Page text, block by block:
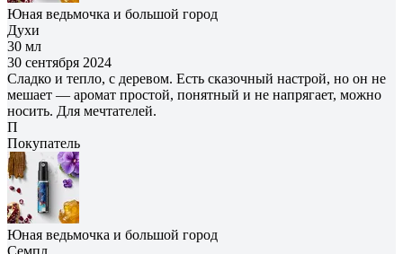
Юная ведьмочка и большой город
Духи
30 мл
30 сентября 2024
Сладко и тепло, с деревом. Есть сказочный настрой, но он не
мешает — аромат простой, понятный и не напрягает, можно
носить. Для мечтателей.
П
Покупатель
Юная ведьмочка и большой город
Семпл